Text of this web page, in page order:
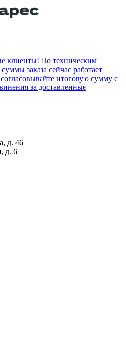
клиенты! По техническим
заказа сейчас работает
итоговую сумму с
за доставленные
д. 46
д. 6